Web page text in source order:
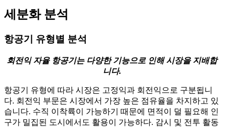
세분화 분석
항공기 유형별 분석
회전익 자율 항공기는 다양한 기능으로 인해 시장을 지배합
니다.
항공기 유형에 따라 시장은 고정익과 회전익으로 구분됩니
다. 회전익 부문은 시장에서 가장 높은 점유율을 차지하고 있
습니다. 수직 이착륙이 가능하기 때문에 면적이 덜 필요해 인
구가 밀집된 도시에서도 활용이 가능하다. 감시 및 전투 활동